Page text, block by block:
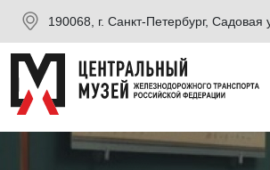
190068, г. Санкт-Петербург, Садовая